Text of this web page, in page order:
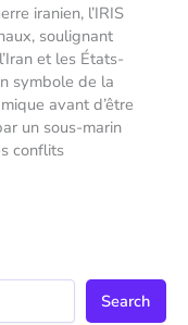
iranien, l’IRIS
soulignant
et les États-
symbole de la
avant d’être
un sous-marin
conflits
Search